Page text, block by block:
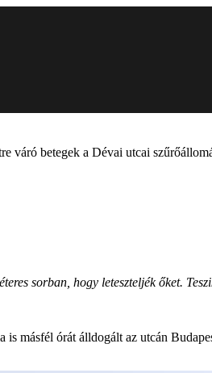
váró betegek a Dévai utcai
sorban, hogy leteszteljék őket.
másfél órát álldogált az utcán